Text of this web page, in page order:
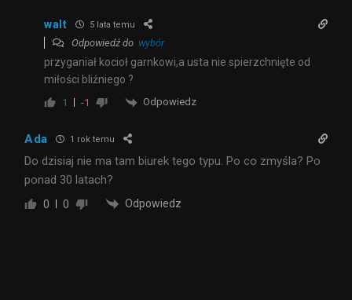
walt 5 lata temu
Odpowiedź do wybór
przyganiał kocioł garnkowi,a usta nie spierzchnięte od
miłości bliźniego ?
1 -1 Odpowiedz
Ada 1 rok temu
Do dzisiaj nie ma tam biurek tego typu. Po co zmyśla? Po
ponad 30 latach?
0 0 Odpowiedz